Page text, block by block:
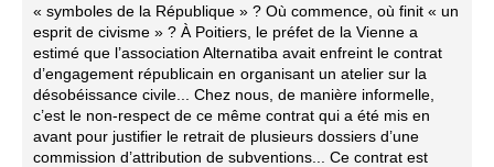
« symboles de la République » ? Où commence, où finit « un
esprit de civisme » ? À Poitiers, le préfet de la Vienne a
estimé que l’association Alternatiba avait enfreint le contrat
d’engagement républicain en organisant un atelier sur la
désobéissance civile... Chez nous, de manière informelle,
c’est le non-respect de ce même contrat qui a été mis en
avant pour justifier le retrait de plusieurs dossiers d’une
commission d’attribution de subventions... Ce contrat est